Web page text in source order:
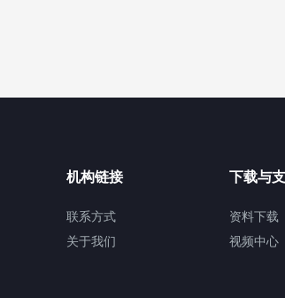
机构链接
联系方式
关于我们
下载与
资料下载
视频中心